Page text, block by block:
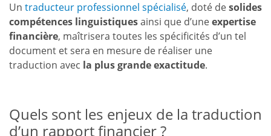
Un traducteur professionnel spécialisé, doté desolides
compétences linguistiquesainsi que d’uneexpertise
financière, maîtrisera toutes les spécificités d’un tel
document et sera en mesure de réaliser une
traduction avec la plus grande exactitude.
Quels sont les enjeux de la traduction
d’un rapport financier ?